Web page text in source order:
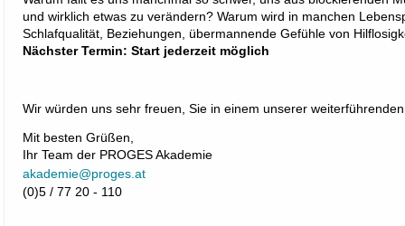
und wirklich etwas zu verändern? Warum wird in manchen
Schlafqualität, Beziehungen, übermannende Gefühle von
Nächster Termin: Start jederzeit möglich
Wir würden uns sehr freuen, Sie in einem unserer
Mit besten Grüßen,
Ihr Team der PROGES Akademie
akademie@proges.at
(0)5 / 77 20 - 110